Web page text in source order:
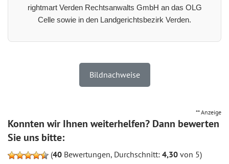
rightmart Verden Rechtsanwalts GmbH an das OLG
Celle sowie in den Landgerichtsbezirk Verden.
Bildnachweise
** Anzeige
Konnten wir Ihnen weiterhelfen? Dann bewerten
Sie uns bitte:
(40 Bewertungen, Durchschnitt: 4,30 von 5)